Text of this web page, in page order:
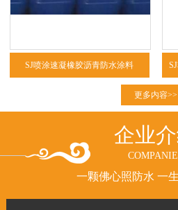
SJ喷涂速凝橡胶沥青防水涂料
更多内容>>
企业
一颗佛心照防水 一